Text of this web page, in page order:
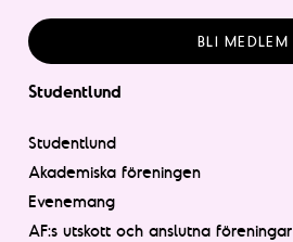
BLI MEDLEM
Studentlund
Studentlund
Akademiska föreningen
Evenemang
AF:s utskott och anslutna föreningar